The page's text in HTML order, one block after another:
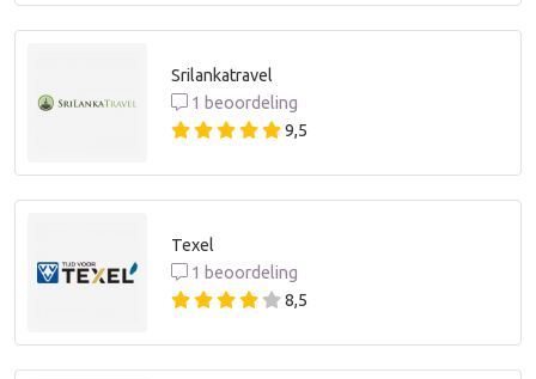
Srilankatravel
1 beoordeling
9,5
Texel
1 beoordeling
8,5